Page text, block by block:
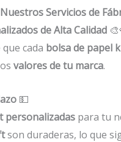
Servicios de
de Alta Calidad
cada bolsa de papel
valores de tu marca.
💵
personalizadas para tu
son duraderas, lo que